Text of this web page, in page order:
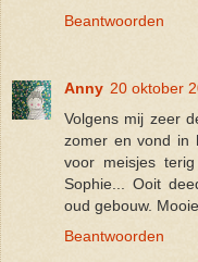
Beantwoorden
Anny 20 oktober
Volgens mij zeer
zomer en vond in
voor meisjes
Sophie... Ooit
oud gebouw.
Beantwoorden